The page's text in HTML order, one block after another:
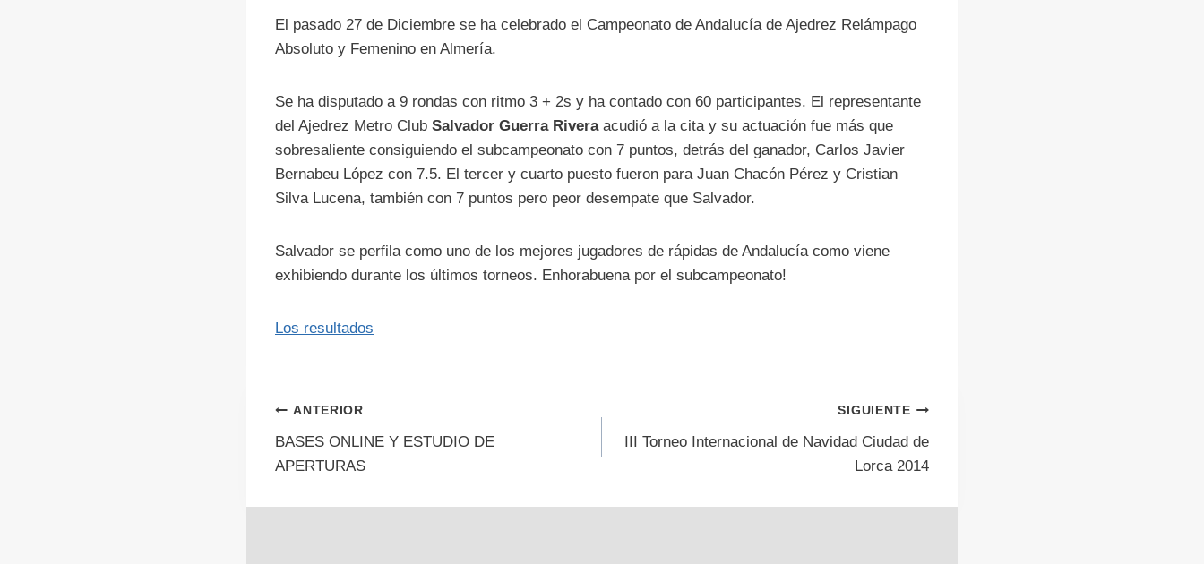
El pasado 27 de Diciembre se ha celebrado el Campeonato de Andalucía de Ajedrez Relámpago
Absoluto y Femenino en Almería.
Se ha disputado a 9 rondas con ritmo 3 + 2s y ha contado con 60 participantes. El representante
del Ajedrez Metro Club Salvador Guerra Riveraacudió a la cita y su actuación fue más que
sobresaliente consiguiendo el subcampeonato con 7 puntos, detrás del ganador, Carlos Javier
Bernabeu López con 7.5. El tercer y cuarto puesto fueron para Juan Chacón Pérez y Cristian
Silva Lucena, también con 7 puntos pero peor desempate que Salvador.
Salvador se perfila como uno de los mejores jugadores de rápidas de Andalucía como viene
exhibiendo durante los últimos torneos. Enhorabuena por el subcampeonato!
Los resultados
Navegación
de
entradas
ANTERIOR
BASES ONLINE Y ESTUDIO DE
APERTURAS
SIGUIENTE
III Torneo Internacional de Navidad Ciudad de
Lorca 2014